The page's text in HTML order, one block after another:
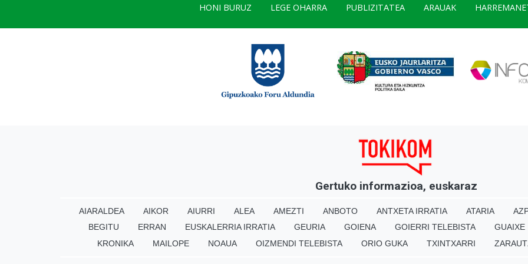
HONI BURUZ LEGE OHARRA PUBLIZITATEA ARAUAK
Gertuko informazioa, euskaraz
AIARALDEA AIKOR AIURRI ALEA AMEZTI ANBOTO ANTXETA IRRATIA ATARIA
BEGITU
ERRAN EUSKALERRIA IRRATIA GEURIA GOIENA GOIERRI TELEBISTA
GUAIXE
KRONIKA
MAILOPE NOAUA OIZMENDI TELEBISTA ORIO GUKA TXINTXARRI